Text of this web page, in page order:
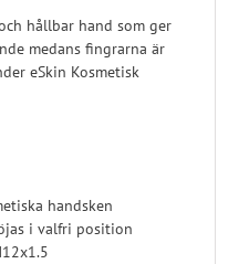
hållbar hand som ger
medans fingrarna är
eSkin Kosmetisk
handsken
i valfri position